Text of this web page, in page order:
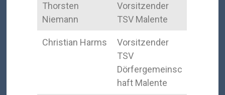
Thorsten
Niemann
Vorsitzender
TSV Malente
Christian Harms
Vorsitzender
TSV
Dörfergemeinsc
haft Malente